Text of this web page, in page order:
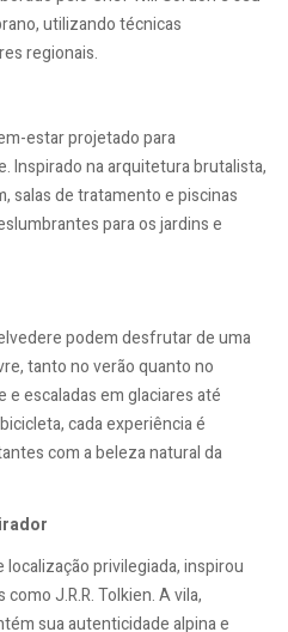
utilizando técnicas
regionais.
estar projetado para
Inspirado na arquitetura brutalista,
salas de tratamento e piscinas
para os jardins e
podem desfrutar de uma
tanto no verão quanto no
escaladas em glaciares até
cada experiência é
com a beleza natural da
privilegiada, inspirou
J.R.R. Tolkien. A vila,
sua autenticidade alpina e